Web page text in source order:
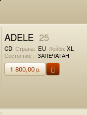
ADELE 25
CD Страна: EU Лейбл: XL
Состояние : ЗАПЕЧАТАН
1 800,00р.